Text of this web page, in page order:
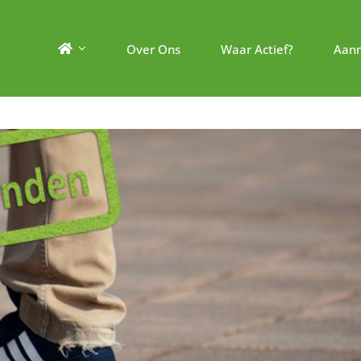
Over Ons Waar Actief?